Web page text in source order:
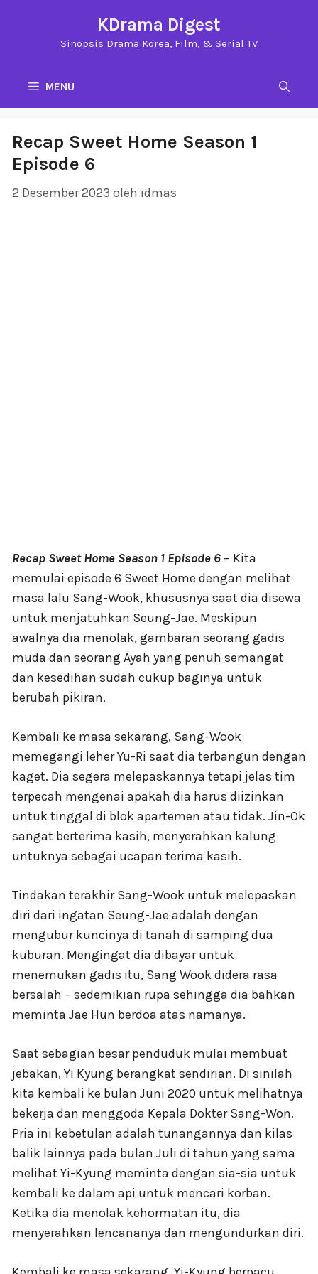
KDrama Digest
Sinopsis Drama Korea, Film, & Serial TV
MENU
Recap Sweet Home Season 1
Episode 6
2 Desember 2023 oleh idmas
Recap Sweet Home Season 1 Episode 6 – Kita
memulai episode 6 Sweet Home dengan melihat
masa lalu Sang-Wook, khususnya saat dia disewa
untuk menjatuhkan Seung-Jae. Meskipun
awalnya dia menolak, gambaran seorang gadis
muda dan seorang Ayah yang penuh semangat
dan kesedihan sudah cukup baginya untuk
berubah pikiran.
Kembali ke masa sekarang, Sang-Wook
memegangi leher Yu-Ri saat dia terbangun dengan
kaget. Dia segera melepaskannya tetapi jelas tim
terpecah mengenai apakah dia harus diizinkan
untuk tinggal di blok apartemen atau tidak. Jin-Ok
sangat berterima kasih, menyerahkan kalung
untuknya sebagai ucapan terima kasih.
Tindakan terakhir Sang-Wook untuk melepaskan
diri dari ingatan Seung-Jae adalah dengan
mengubur kuncinya di tanah di samping dua
kuburan. Mengingat dia dibayar untuk
menemukan gadis itu, Sang Wook didera rasa
bersalah – sedemikian rupa sehingga dia bahkan
meminta Jae Hun berdoa atas namanya.
Saat sebagian besar penduduk mulai membuat
jebakan, Yi Kyung berangkat sendirian. Di sinilah
kita kembali ke bulan Juni 2020 untuk melihatnya
bekerja dan menggoda Kepala Dokter Sang-Won.
Pria ini kebetulan adalah tunangannya dan kilas
balik lainnya pada bulan Juli di tahun yang sama
melihat Yi-Kyung meminta dengan sia-sia untuk
kembali ke dalam api untuk mencari korban.
Ketika dia menolak kehormatan itu, dia
menyerahkan lencananya dan mengundurkan diri.